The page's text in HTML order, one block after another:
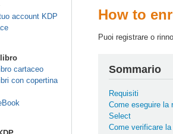
account KDP
cartaceo
con copertina
How to
Puoi registrare o
Sommario
Requisiti
Come eseguire la
Select
Come verificare